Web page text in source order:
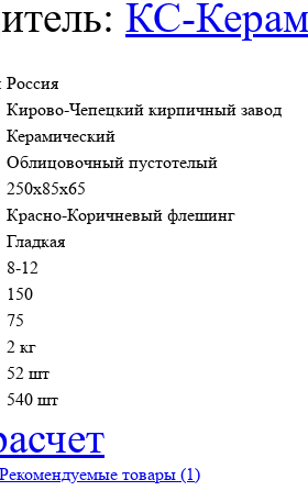
КС-
Россия
Кирово-Чепецкий кирпичный завод
Керамический
Облицовочный пустотелый
250х85х65
Красно-Коричневый флешинг
Гладкая
8-12
150
75
2 кг
52 шт
540 шт
Рекомендуемые товары (1)